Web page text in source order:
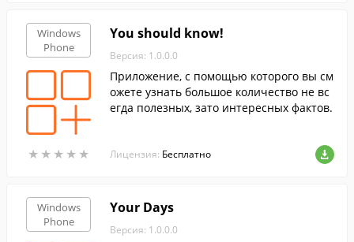
Windows
Phone
★ ★ ★ ★ ★
★ ★ ★ ★ ★
You should know!
Версия: 1.0.0.0
Приложение, с помощью которого вы см
ожете узнать большое количество не вс
егда полезных, зато интересных фактов.
Лицензия: Бесплатно
Windows
Phone
Your Days
Версия: 1.0.0.0